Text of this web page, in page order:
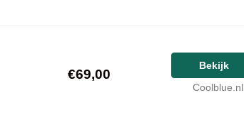
€69,00
Bekijk
Coolblue.nl